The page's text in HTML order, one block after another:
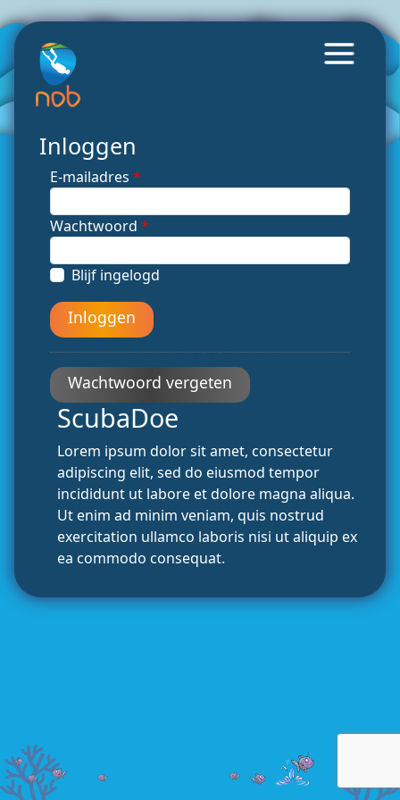
Inloggen
E-mailadres *
Wachtwoord *
Blijf ingelogd
Inloggen
Wachtwoord vergeten
ScubaDoe
Lorem ipsum dolor sit amet, consectetur
adipiscing elit, sed do eiusmod tempor
incididunt ut labore et dolore magna aliqua.
Ut enim ad minim veniam, quis nostrud
exercitation ullamco laboris nisi ut aliquip ex
ea commodo consequat.